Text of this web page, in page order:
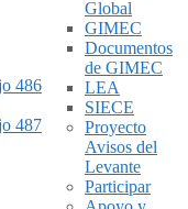
486
487
Global
GIMEC
Documentos
de GIMEC
LEA
SIECE
Proyecto
Avisos del
Levante
Participar